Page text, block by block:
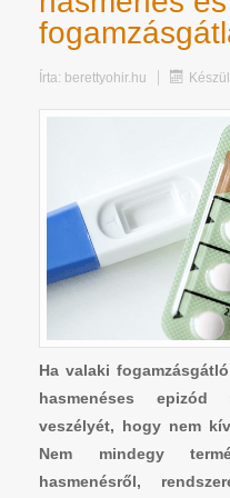
Írta: berettyohir.hu
Ha valaki
hasmenéses epizód
veszélyét, hogy nem
Nem mindegy
hasmenésről,